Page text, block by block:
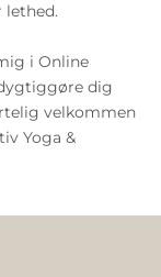
i Online
dig
velkommen
Yoga &